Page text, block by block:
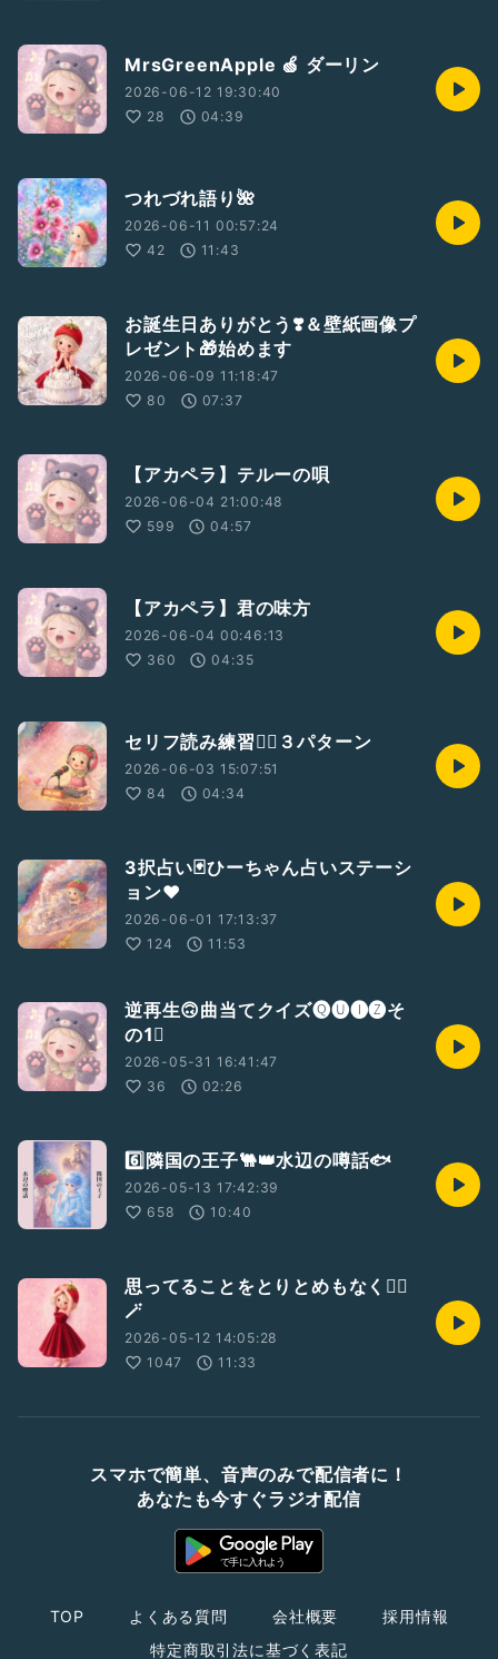
MrsGreenApple 🍏 ダーリン
2026-06-12 19:30:40
28
04:39
つれづれ語り🌺
2026-06-11 00:57:24
42
11:43
お誕生日ありがとう❣️＆壁紙画像プ
レゼント🎁始めます
2026-06-09 11:18:47
80
07:37
【アカペラ】テルーの唄
2026-06-04 21:00:48
599
04:57
【アカペラ】君の味方
2026-06-04 00:46:13
360
04:35
セリフ読み練習🧚‍♂️３パターン
2026-06-03 15:07:51
84
04:34
3択占い🃏ひーちゃん占いステーシ
ョン❤︎
2026-06-01 17:13:37
124
11:53
逆再生🙃曲当てクイズ🅠🅤🅘🅩そ
の1⃣
2026-05-31 16:41:47
36
02:26
6️⃣隣国の王子🐫👑水辺の噂話🐟
2026-05-13 17:42:39
658
10:40
思ってることをとりとめもなく🧚‍♀️
🪄
2026-05-12 14:05:28
1047
11:33
スマホで簡単、音声のみで配信者に！
あなたも今すぐラジオ配信
TOP よくある質問 会社概要
採用情報
特定商取引法に基づく表記